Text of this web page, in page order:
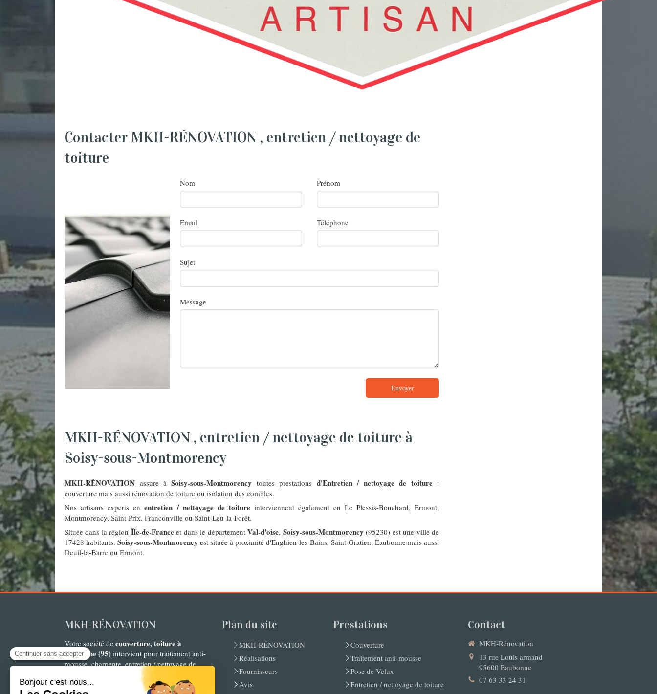
Contacter MKH-RÉNOVATION , entretien / nettoyage de
toiture
Nom Prénom
Email Téléphone
Sujet
Message
Envoyer
MKH-RÉNOVATION , entretien / nettoyage de toiture à
Soisy-sous-Montmorency
MKH-RÉNOVATION assure àSoisy-sous-Montmorency toutes prestations d'Entretien / nettoyage de toiture:
couverture mais aussi rénovation de toiture ou isolation des combles.
Nos artisans experts enentretien / nettoyage de toitureinterviennent également enLe Plessis-Bouchard,Ermont,
Montmorency, Saint-Prix, Franconville ou Saint-Leu-la-Forêt.
Située dans la région Île-de-Franceet dans le départementVal-d'oise, Soisy-sous-Montmorency (95230) est une ville de
17428 habitants.Soisy-sous-Montmorency est située à proximité d'Enghien-les-Bains, Saint-Gratien, Eaubonne mais aussi
Deuil-la-Barre ou Ermont.
MKH-RÉNOVATION
Votre société de couverture, toiture à
Eaubonne (95) intervient pour traitement anti-
mousse, charpente, entretien / nettoyage de
toiture, rénovation de toiture, couverture,
isolation des combles, zinguerie et gouttières,
Plan du site
MKH-RÉNOVATION
Réalisations
Fournisseurs
Avis
Prestations
Couverture
Traitement anti-mousse
Pose de Velux
Entretien / nettoyage de toiture
Contact
MKH-Rénovation
13 rue Louis armand
95600 Eaubonne
07 63 33 24 31